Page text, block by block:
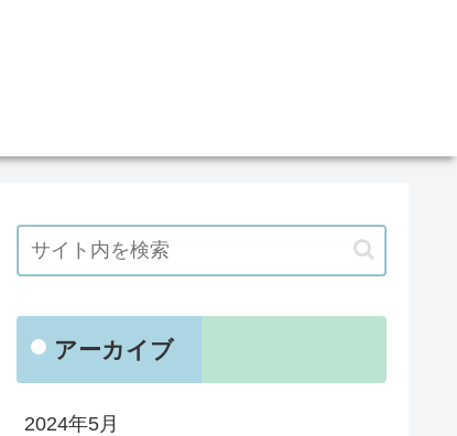
アーカイブ
2024年5月